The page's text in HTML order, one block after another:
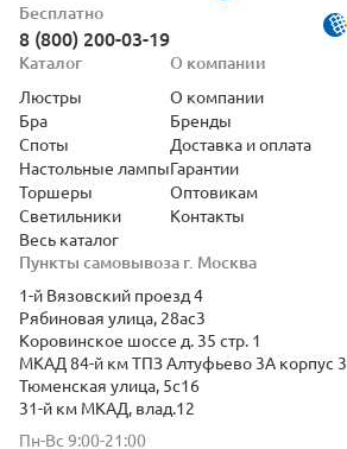
Бесплатно
8 (800) 200-03-19
Пункты самовывоза г. Москва
1-й Вязовский проезд 4
Рябиновая улица, 28ас3
Коровинское шоссе д. 35 стр. 1
МКАД 84-й км ТПЗ Алтуфьево 3А корпус 3
Тюменская улица, 5с16
31-й км МКАД, влад.12
Пн-Вс 9:00-21:00
Каталог
Люстры
Бра
Споты
Настольные лампы
Торшеры
Светильники
Весь каталог
О компании
О компании
Бренды
Доставка и оплата
Гарантии
Оптовикам
Контакты